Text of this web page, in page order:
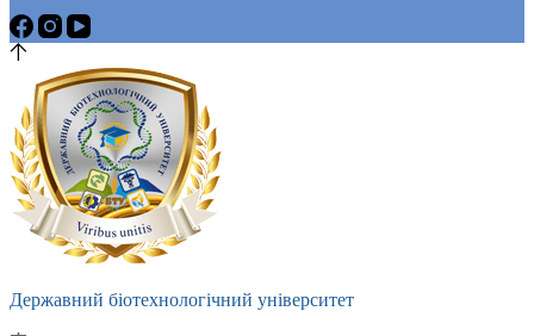
Державний біотехнологічний університет